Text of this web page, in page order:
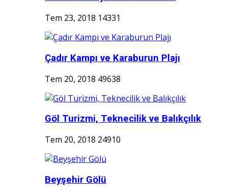
Tem 23, 2018 14331
Çadır Kampı ve Karaburun Plajı
Tem 20, 2018 49638
Göl Turizmi, Teknecilik ve Balıkçılık
Tem 20, 2018 24910
Beyşehir Gölü